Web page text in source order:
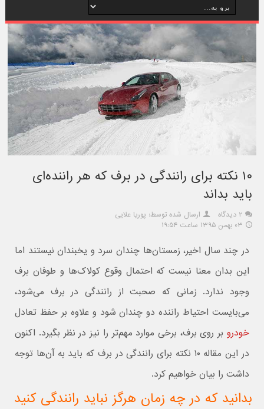
۱۰ نکته برای رانندگی در برف که هر راننده‌ای
باید بداند
۲ دیدگاه
ارسال شده توسط: پوریا علایی
۰۳ بهمن ۱۳۹۵ ساعت ۱۹:۵۴
در چند سال اخیر، زمستان‌ها چندان سرد و یخبندان نیستند اما
این بدان معنا نیست که احتمال وقوع کولاک‌ها و طوفان برف
وجود ندارد. زمانی که صحبت از رانندگی در برف می‌شود،
می‌بایست احتیاط راننده دو چندان شود و علاوه بر حفظ تعادل
خودرو بر روی برف، برخی موارد مهم‌تر را نیز در نظر بگیرد. اکنون
در این مقاله ۱۰ نکته برای رانندگی در برف که باید به آن‌ها توجه
داشت را بیان خواهیم کرد.
بدانید که در چه زمان هرگز نباید رانندگی کنید